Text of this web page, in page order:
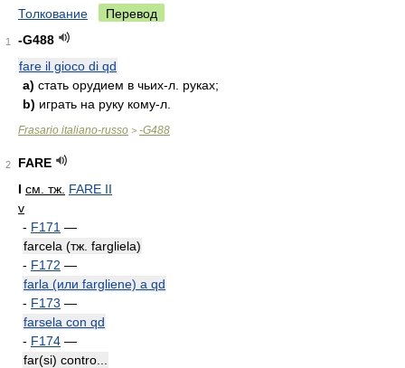
Толкование Перевод
1
-G488
fare il gioco di qd
a) стать орудием в чьих-л. руках;
b) играть на руку кому-л.
Frasario italiano-russo > -G488
2
FARE
I см. тж. FARE II
v
- F171 —
farcela (тж. fargliela)
- F172 —
farla (или fargliene) a qd
- F173 —
farsela con qd
- F174 —
far(si) contro...